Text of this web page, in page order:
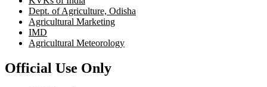
Dept. of Agriculture, Odisha
Agricultural Marketing
IMD
Agricultural Meteorology
Official Use Only